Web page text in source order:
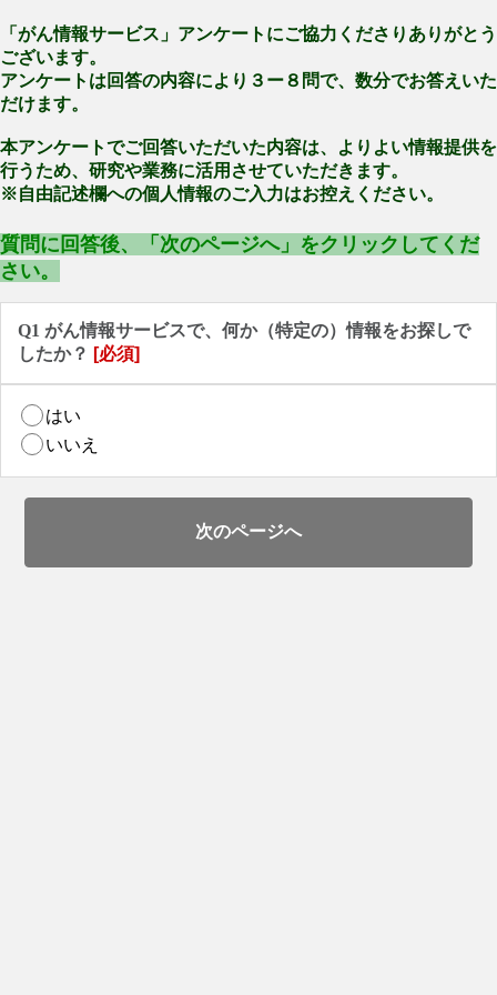
「がん情報サービス」アンケートにご協力くださりありがとう
ございます。
アンケートは回答の内容により３ー８問で、数分でお答えいた
だけます。
本アンケートでご回答いただいた内容は、よりよい情報提供を
行うため、研究や業務に活用させていただきます。
※自由記述欄への個人情報のご入力はお控えください。
質問に回答後、「次のページへ」をクリックしてくだ
さい。
Q1 がん情報サービスで、何か（特定の）情報をお探しで
したか？ [必須]
はい
いいえ